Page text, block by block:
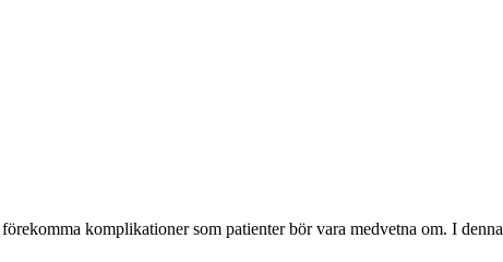
komplikationer som patienter bör vara medvetna om. I denna